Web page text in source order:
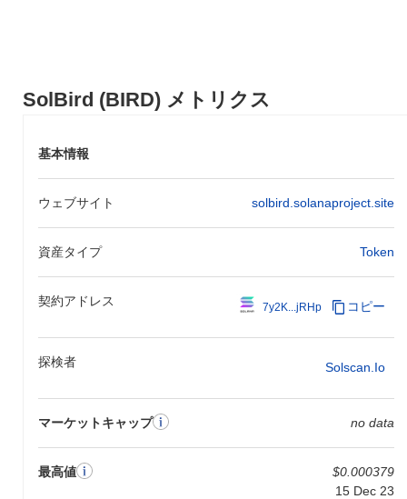
SolBird (BIRD) メトリクス
基本情報
ウェブサイト solbird.solanaproject.site
資産タイプ Token
契約アドレス 7y2K...jRHp コピー
探検者 Solscan.io
マーケットキャップ no data
最高値
$0.000379
15 Dec 23